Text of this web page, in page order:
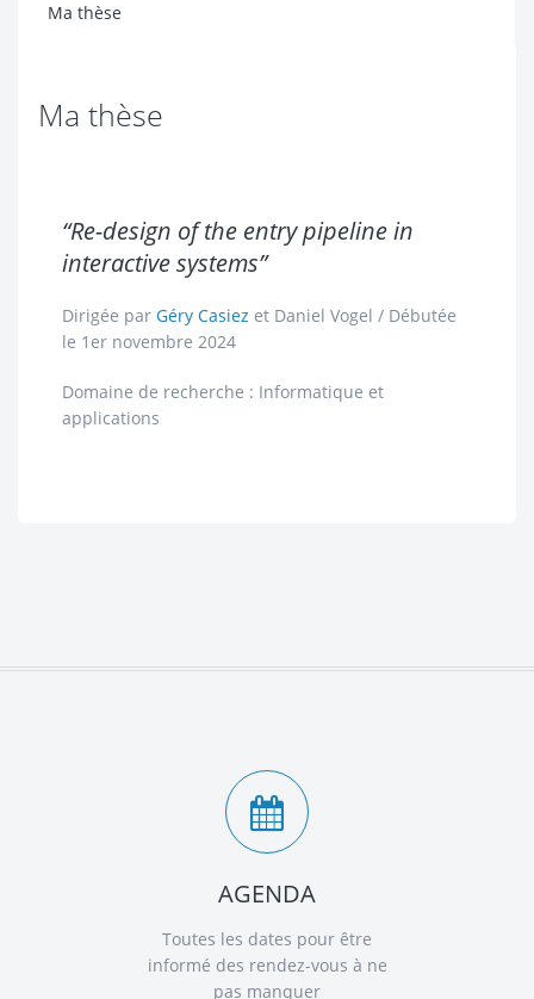
Ma thèse
Ma thèse
“Re-design of the entry pipeline in
interactive systems”
Dirigée par Géry Casiez et Daniel Vogel / Débutée
le 1er novembre 2024
Domaine de recherche : Informatique et
applications
AGENDA
Toutes les dates pour être
informé des rendez-vous à ne
pas manquer